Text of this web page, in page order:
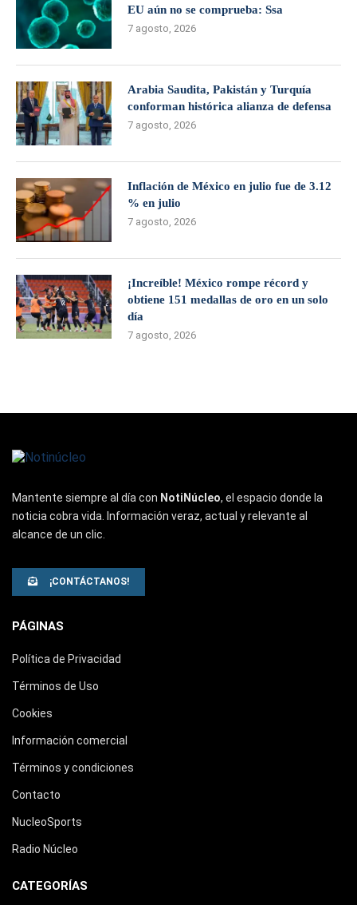
EU aún no se comprueba: Ssa
7 agosto, 2026
Arabia Saudita, Pakistán y Turquía
conforman histórica alianza de defensa
7 agosto, 2026
Inflación de México en julio fue de 3.12
% en julio
7 agosto, 2026
¡Increíble! México rompe récord y
obtiene 151 medallas de oro en un solo
día
7 agosto, 2026
Mantente siempre al día con NotiNúcleo, el espacio donde la
noticia cobra vida. Información veraz, actual y relevante al
alcance de un clic.
¡CONTÁCTANOS!
PÁGINAS
Política de Privacidad
Términos de Uso
Cookies
Información comercial
Términos y condiciones
Contacto
NucleoSports
Radio Núcleo
CATEGORÍAS